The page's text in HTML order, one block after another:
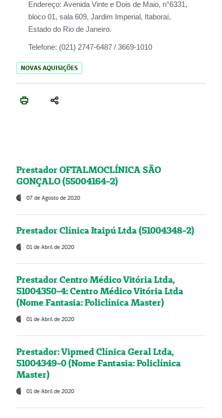
Endereço: Avenida Vinte e Dois de Maio, n°6331,
bloco 01, sala 609, Jardim Imperial, Itaboraí,
Estado do Rio de Janeiro.
Telefone: (021) 2747-6487 / 3669-1010
NOVAS AQUISIÇÕES
Prestador OFTALMOCLÍNICA SÃO
GONÇALO (55004164-2)
07 de Agosto de 2020
Prestador Clínica Itaipú Ltda (51004348-2)
01 de Abril de 2020
Prestador Centro Médico Vitória Ltda,
51004350-4: Centro Médico Vitória Ltda
(Nome Fantasia: Policlínica Master)
01 de Abril de 2020
Prestador: Vipmed Clínica Geral Ltda,
51004349-0 (Nome Fantasia: Policlínica
Master)
01 de Abril de 2020